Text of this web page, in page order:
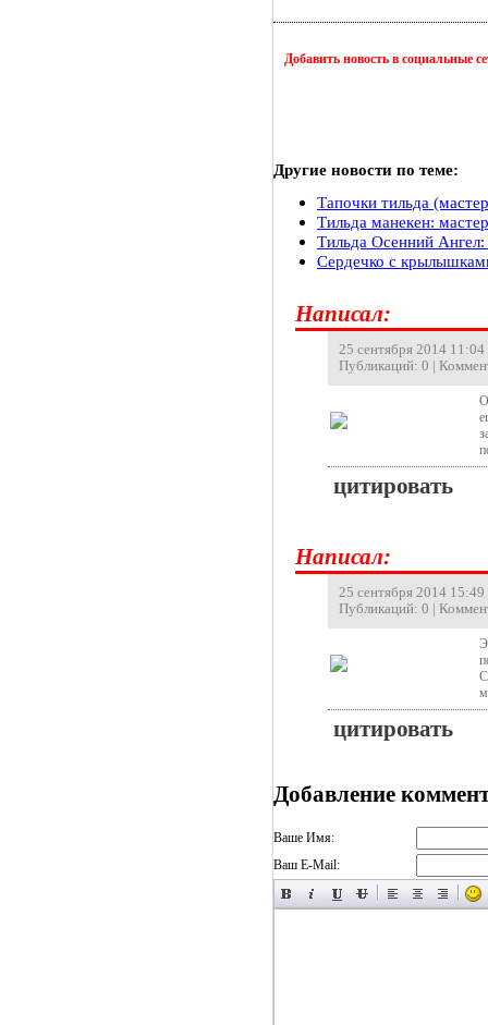
Добавить новость в социальные
Другие новости по теме:
Тапочки тильда
Тильда манекен:
Тильда Осенний
Сердечко с
Hаписал:
25 сентября 2014
Публикаций: 0 |
цитировать
Hаписал:
25 сентября 2014
Публикаций: 0 |
цитировать
Добавление
Ваше Имя:
Ваш E-Mail: